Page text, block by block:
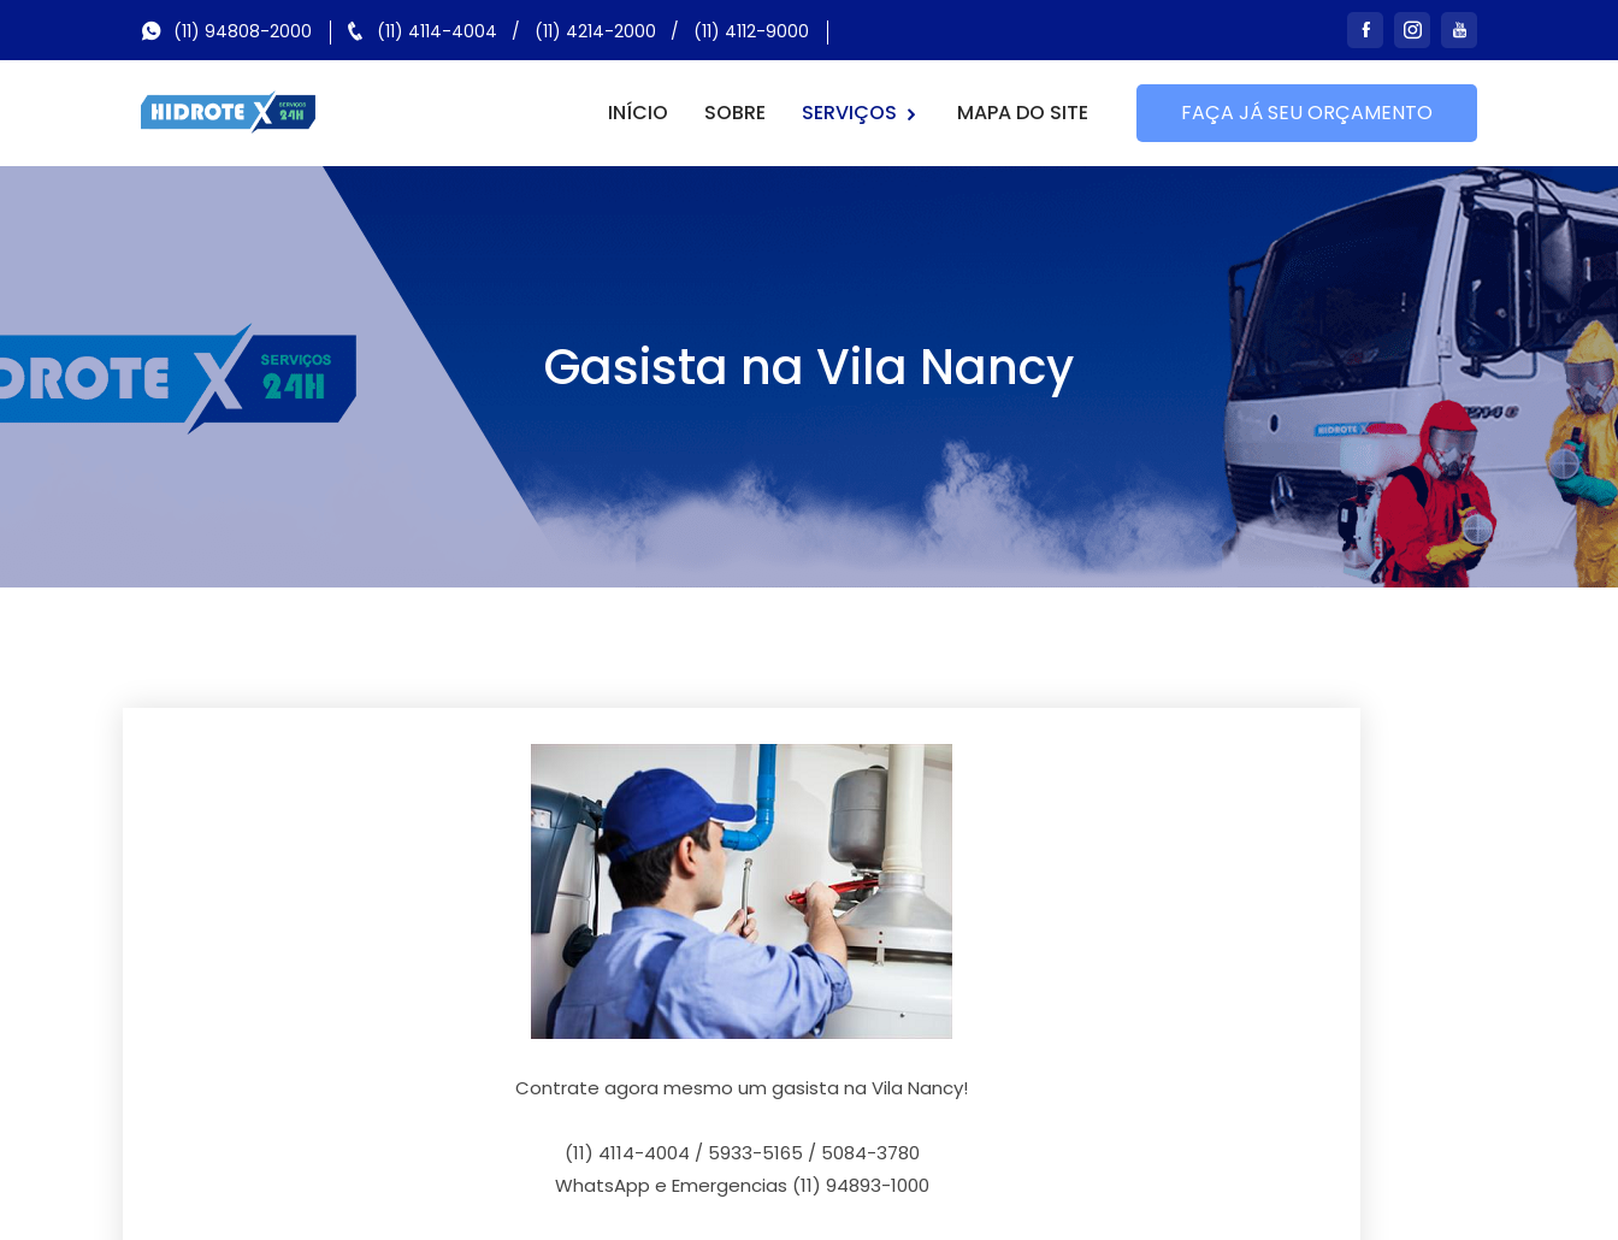
(11) 94808-2000 (11) 4114-4004 / (11) 4214-2000 / (11) 4112-9000
INÍCIO SOBRE SERVIÇOS MAPA DO SITE FAÇA JÁ SEU ORÇAMENTO
Gasista na Vila Nancy
Contrate agora mesmo um gasista na Vila Nancy!
(11) 4114-4004 / 5933-5165 / 5084-3780
WhatsApp e Emergencias (11) 94893-1000